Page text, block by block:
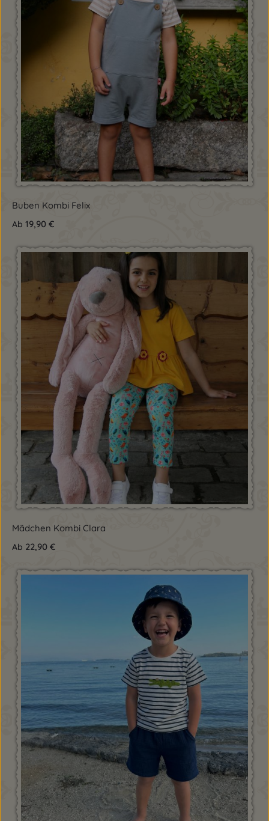
Buben Kombi Felix
Ab 19,90 €
Mädchen Kombi Clara
Ab 22,90 €